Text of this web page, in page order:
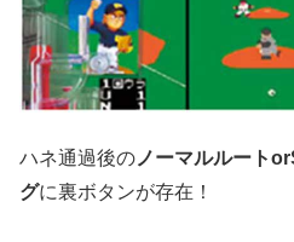
ハネ通過後の ノーマルルート
グに裏ボタンが存在！